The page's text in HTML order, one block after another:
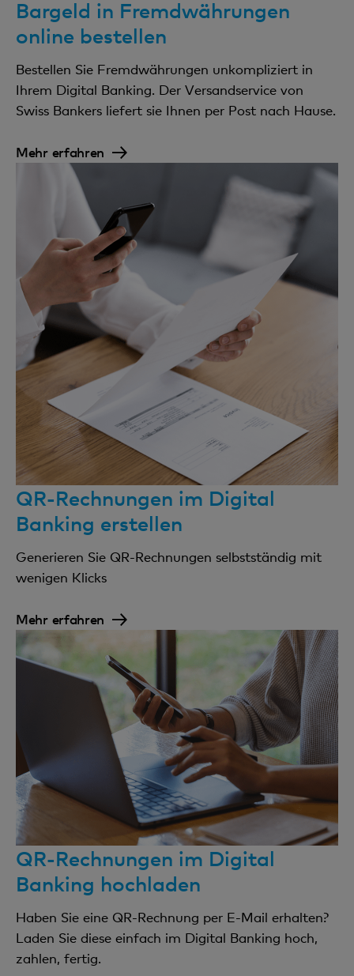
Bargeld in Fremdwährungen
online bestellen
Bestellen Sie Fremdwährungen unkompliziert in
Ihrem Digital Banking. Der Versandservice von
Swiss Bankers liefert sie Ihnen per Post nach Hause.
Mehr erfahren
QR-Rechnungen im Digital
Banking erstellen
Generieren Sie QR-Rechnungen selbstständig mit
wenigen Klicks
Mehr erfahren
QR-Rechnungen im Digital
Banking hochladen
Haben Sie eine QR-Rechnung per E-Mail erhalten?
Laden Sie diese einfach im Digital Banking hoch,
zahlen, fertig.